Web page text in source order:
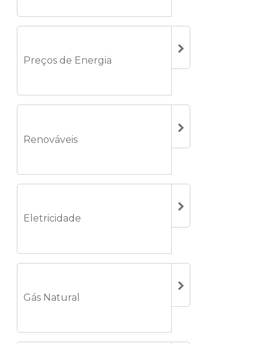
Preços de Energia
Renováveis
Eletricidade
Gás Natural